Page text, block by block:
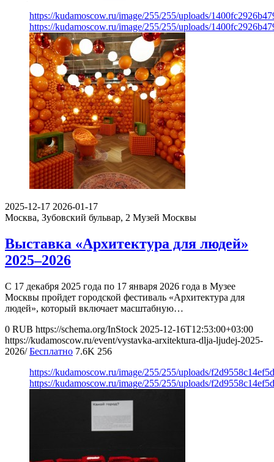
https://kudamoscow.ru/image/255/255/uploads/
https://kudamoscow.ru/image/255/255/uploads/
2025-12-17 2026-01-17
Москва, Зубовский бульвар, 2 Музей Москвы
Выставка «Архитектура для людей»
2025–2026
С 17 декабря 2025 года по 17 января 2026 года в Музее
Москвы пройдет городской фестиваль «Архитектура для
людей», который включает масштабную…
0 RUB https://schema.org/InStock 2025-12-16T12:53:00+03:00
https://kudamoscow.ru/event/vystavka-arxitektura-dlja-ljudej-2025-
2026/ Бесплатно 7.6K 256
https://kudamoscow.ru/image/255/255/uploads/
https://kudamoscow.ru/image/255/255/uploads/